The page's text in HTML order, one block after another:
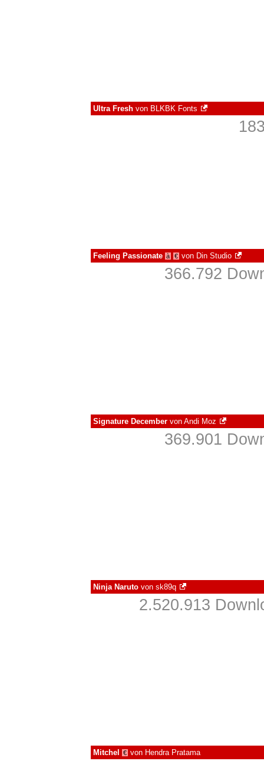
Ultra Fresh von BLKBK Fonts
Feeling Passionate à € von Din Studio
366.792
Signature December von Andi Moz
369.901
Ninja Naruto von sk89q
2.520.913
Mitchel € von Hendra Pratama